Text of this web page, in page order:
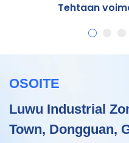
Tehtaan
OSOITE
Luwu Industrial
Town, Dongguan,